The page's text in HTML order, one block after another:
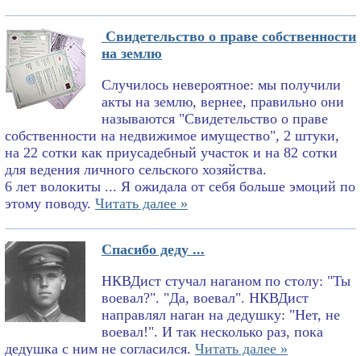
Свидетельство о праве собственности
на землю
Случилось невероятное: мы получили
акты на землю, вернее, правильно они
называются "Свидетельство о праве
собственности на недвижимое имущество", 2 штуки,
на 22 сотки как приусадебный участок и на 82 сотки
для ведения личного сельского хозяйства.
6 лет волокиты ... Я ожидала от себя больше эмоций по
этому поводу. Читать далее »
Спасибо деду ...
НКВДист стучал наганом по столу: "Ты
воевал?". "Да, воевал". НКВДист
направлял наган на дедушку: "Нет, не
воевал!". И так несколько раз, пока
дедушка с ним не согласился. Читать далее »